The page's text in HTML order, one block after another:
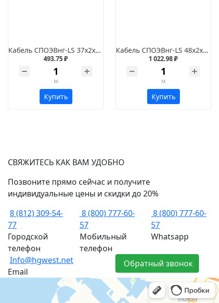
Кабель СПОЭВнг-LS 37х2х0,35
493.75 ₽
м
Купить
Кабель СПОЭВнг-LS 48х2х1,5
1 022.98 ₽
м
Купить
СВЯЖИТЕСЬ КАК ВАМ УДОБНО
Позвоните прямо сейчас и получите
индивидуальные цены и скидки до 20%
8 (812) 309-54-
77
Городской
телефон
8 (800) 777-60-
57
Мобильный
телефон
8 (800) 777-60-
57
Whatsapp
Info@hgwest.net
Email
Обратный звонок